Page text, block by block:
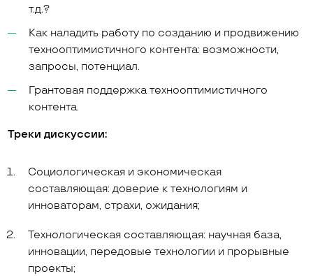
т.д.?
Как наладить работу по созданию и продвижению
технооптимистичного контента: возможности,
запросы, потенциал.
Грантовая поддержка технооптимистичного
контента.
Треки дискуссии:
Социологическая и экономическая
составляющая: доверие к технологиям и
инноваторам, страхи, ожидания;
Технологическая составляющая: научная база,
инновации, передовые технологии и прорывные
проекты;